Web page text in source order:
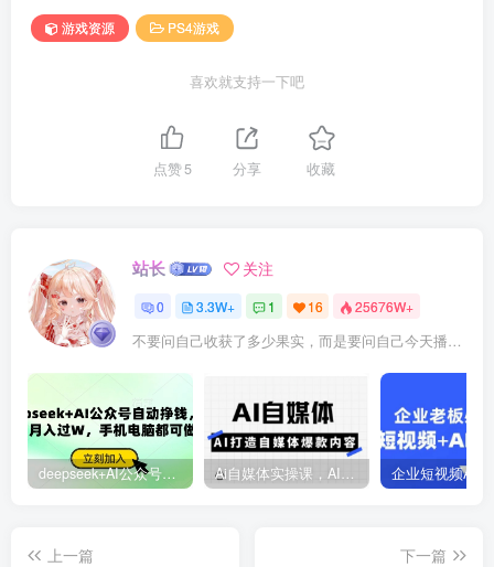
游戏资源 PS4游戏
喜欢就支持一下吧
点赞5 分享 收藏
站长 关注
0 3.3W+ 1 16 25676W+
不要问自己收获了多少果实，而是要问自己今天播种了多少种子
deepseek+AI公众号自动挣钱，轻松月入过W，手机电脑都可做 Ai自媒体实操课，AI打造自媒体爆款内容
上一篇
下一篇